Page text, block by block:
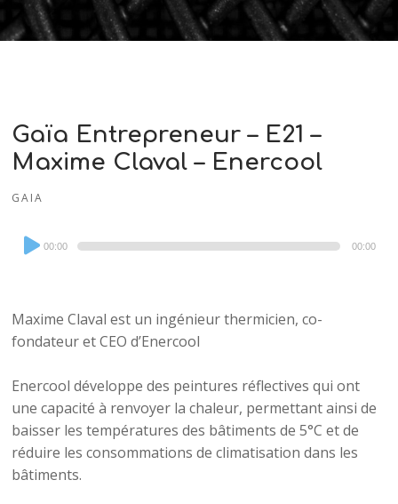
Gaïa Entrepreneur – E21 –
Maxime Claval – Enercool
GAIA
Audio
Player
00:00 00:00
Maxime Claval est un ingénieur thermicien, co-
fondateur et CEO d’Enercool
Enercool développe des peintures réflectives qui ont
une capacité à renvoyer la chaleur, permettant ainsi de
baisser les températures des bâtiments de 5°C et de
réduire les consommations de climatisation dans les
bâtiments.